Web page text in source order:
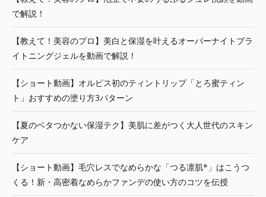
で解説！
【教えて！美容のプロ】美白と保湿を叶えるオーバーナイトブラ
イトニングジェルを動画で解説！
【ショート動画】オルビス初のティントリップ「とろ蜜ティン
ト」おすすめの塗り方3パターン
【夏のベタつかない保湿テク】美肌に差がつく大人世代のスキン
ケア
【ショート動画】毛穴レスでなめらかな「つる凛肌*」はこうつ
くる！新・高密着なめらかファンデの使い方のコツを伝授